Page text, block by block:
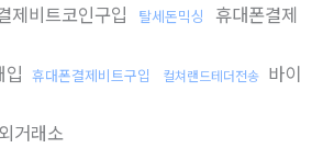
제비트코인구입 탈세돈믹싱
휴대폰결제
입 휴대폰결제비트구입 컬쳐랜드테더전송 바이
거래소